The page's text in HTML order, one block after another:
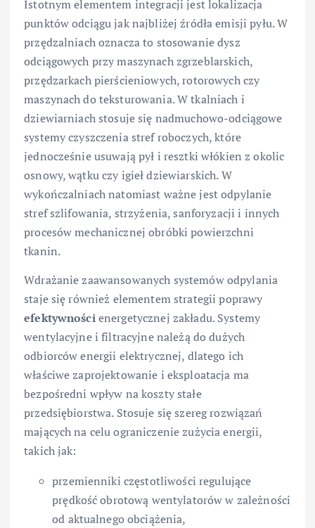
Istotnym elementem integracji jest lokalizacja
punktów odciągu jak najbliżej źródła emisji pyłu. W
przędzalniach oznacza to stosowanie dysz
odciągowych przy maszynach zgrzeblarskich,
przędzarkach pierścieniowych, rotorowych czy
maszynach do teksturowania. W tkalniach i
dziewiarniach stosuje się nadmuchowo-odciągowe
systemy czyszczenia stref roboczych, które
jednocześnie usuwają pył i resztki włókien z okolic
osnowy, wątku czy igieł dziewiarskich. W
wykończalniach natomiast ważne jest odpylanie
stref szlifowania, strzyżenia, sanforyzacji i innych
procesów mechanicznej obróbki powierzchni
tkanin.
Wdrażanie zaawansowanych systemów odpylania
staje się również elementem strategii poprawy
efektywnościenergetycznej zakładu. Systemy
wentylacyjne i filtracyjne należą do dużych
odbiorców energii elektrycznej, dlatego ich
właściwe zaprojektowanie i eksploatacja ma
bezpośredni wpływ na koszty stałe
przedsiębiorstwa. Stosuje się szereg rozwiązań
mających na celu ograniczenie zużycia energii,
takich jak:
przemienniki częstotliwości regulujące
prędkość obrotową wentylatorów w zależności
od aktualnego obciążenia,